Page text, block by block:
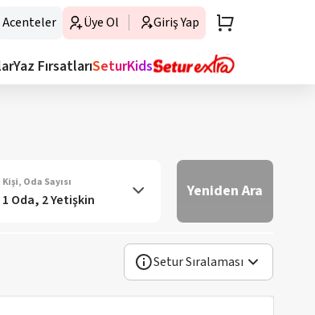
Acenteler Üye Ol Giriş Yap
Yaz FırsatlarıSeturKids
Kişi, Oda Sayısı
1 Oda, 2 Yetişkin Yeniden Ara
Setur Sıralaması